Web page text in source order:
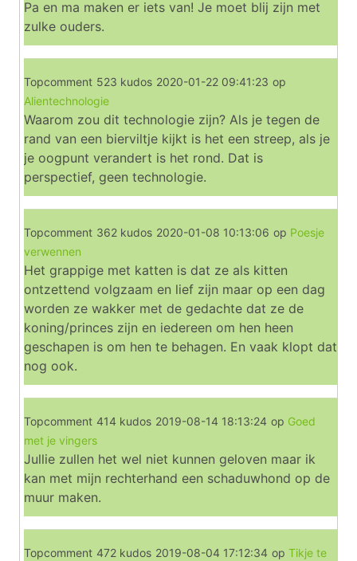
Pa en ma maken er iets van! Je moet blij zijn met
zulke ouders.
Topcomment 523 kudos 2020-01-22 09:41:23 op
Alientechnologie
Waarom zou dit technologie zijn? Als je tegen de
rand van een bierviltje kijkt is het een streep, als je
je oogpunt verandert is het rond. Dat is
perspectief, geen technologie.
Topcomment 362 kudos 2020-01-08 10:13:06 op Poesje
verwennen
Het grappige met katten is dat ze als kitten
ontzettend volgzaam en lief zijn maar op een dag
worden ze wakker met de gedachte dat ze de
koning/princes zijn en iedereen om hen heen
geschapen is om hen te behagen. En vaak klopt dat
nog ook.
Topcomment 414 kudos 2019-08-14 18:13:24 op Goed
met je vingers
Jullie zullen het wel niet kunnen geloven maar ik
kan met mijn rechterhand een schaduwhond op de
muur maken.
Topcomment 472 kudos 2019-08-04 17:12:34 op Tikje te